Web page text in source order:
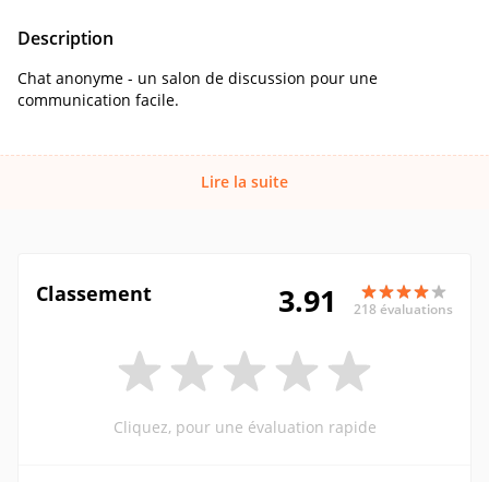
Description
Chat anonyme - un salon de discussion pour une
communication facile.
Lire la suite
Classement 3.91 218 évaluations
Cliquez, pour une évaluation rapide